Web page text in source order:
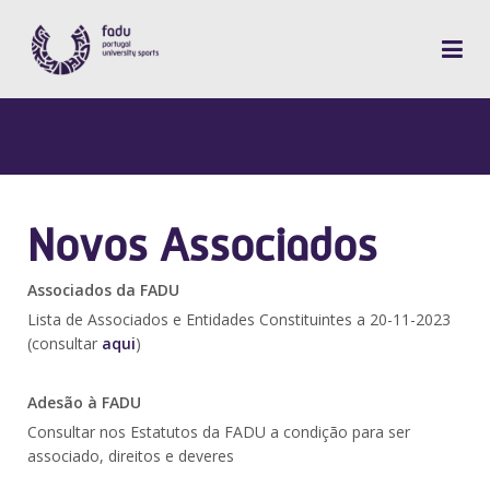
Novos Associados
Associados da FADU
Lista de Associados e Entidades Constituintes a 20-11-2023
(consultar aqui)
Adesão à FADU
Consultar nos Estatutos da FADU a condição para ser
associado, direitos e deveres